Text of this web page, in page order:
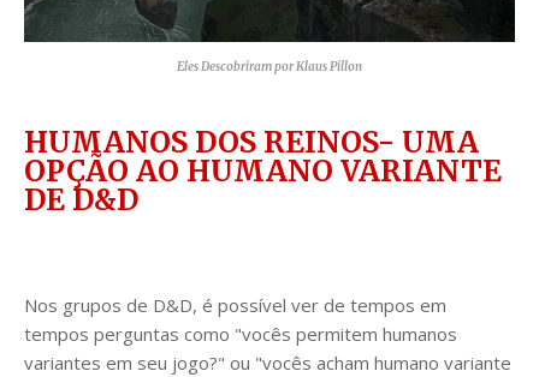
Eles Descobriram por Klaus Pillon
HUMANOS DOS REINOS- UMA
OPÇÃO AO HUMANO VARIANTE
DE D&D
Nos grupos de D&D, é possível ver de tempos em
tempos perguntas como "vocês permitem humanos
variantes em seu jogo?" ou "vocês acham humano variante